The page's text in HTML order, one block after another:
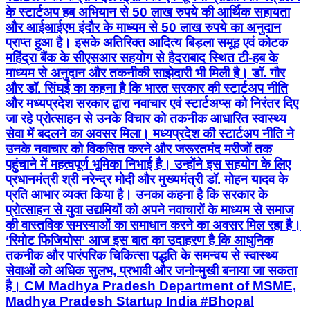
के स्टार्टअप हब अभियान से 50 लाख रुपये की आर्थिक सहायता
और आईआईएम इंदौर के माध्यम से 50 लाख रुपये का अनुदान
प्राप्त हुआ है। इसके अतिरिक्त आदित्य बिड़ला समूह एवं कोटक
महिंद्रा बैंक के सीएसआर सहयोग से हैदराबाद स्थित टी-हब के
माध्यम से अनुदान और तकनीकी साझेदारी भी मिली है। डॉ. गौर
और डॉ. सिंघई का कहना है कि भारत सरकार की स्टार्टअप नीति
और मध्यप्रदेश सरकार द्वारा नवाचार एवं स्टार्टअप्स को निरंतर दिए
जा रहे प्रोत्साहन से उनके विचार को तकनीक आधारित स्वास्थ्य
सेवा में बदलने का अवसर मिला। मध्यप्रदेश की स्टार्टअप नीति ने
उनके नवाचार को विकसित करने और जरूरतमंद मरीजों तक
पहुंचाने में महत्वपूर्ण भूमिका निभाई है। उन्होंने इस सहयोग के लिए
प्रधानमंत्री श्री नरेन्द्र मोदी और मुख्यमंत्री डॉ. मोहन यादव के
प्रति आभार व्यक्त किया है। उनका कहना है कि सरकार के
प्रोत्साहन से युवा उद्यमियों को अपने नवाचारों के माध्यम से समाज
की वास्तविक समस्याओं का समाधान करने का अवसर मिल रहा है।
‘रिमोट फिजियोस’ आज इस बात का उदाहरण है कि आधुनिक
तकनीक और पारंपरिक चिकित्सा पद्धति के समन्वय से स्वास्थ्य
सेवाओं को अधिक सुलभ, प्रभावी और जनोन्मुखी बनाया जा सकता
है। CM Madhya Pradesh Department of MSME,
Madhya Pradesh Startup India #Bhopal